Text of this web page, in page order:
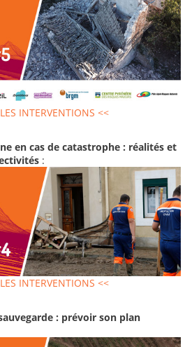
INTERVENTIONS <<
en cas de catastrophe : réalités et
:
INTERVENTIONS <<
: prévoir son plan